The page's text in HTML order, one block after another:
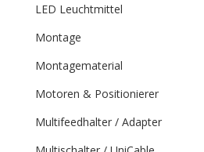
LED Leuchtmittel
Montage
Montagematerial
Motoren & Positionierer
Multifeedhalter / Adapter